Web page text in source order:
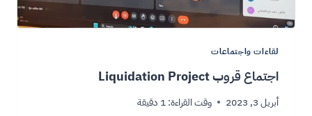
لقاءات واجتماعات
اجتماع قروب Liquidation Project
أبريل 3, 2023 وقت القراءة: دقيقة